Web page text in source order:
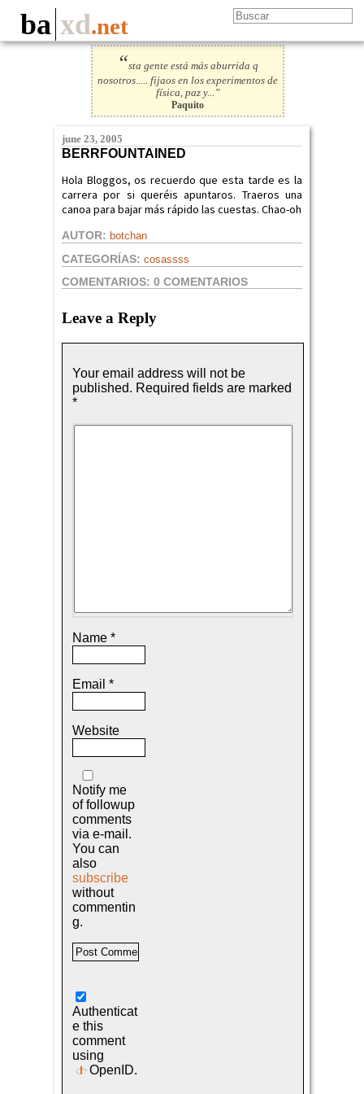
ba xd.net
“sta gente está más aburrida q
nosotros..... fijaos en los experimentos de
física, paz y...”
Paquito
june 23, 2005
BERRFOUNTAINED
Hola Bloggos, os recuerdo que esta tarde es la
carrera por si queréis apuntaros. Traeros una
canoa para bajar más rápido las cuestas. Chao-oh
AUTOR: botchan
CATEGORÍAS: cosassss
COMENTARIOS:0 COMENTARIOS
Leave a Reply
Your email address will not be
published. Required fields are marked
*
Name *
Email *
Website
Notify me
of followup
comments
via e-mail.
You can
also
subscribe
without
commentin
g.
Authenticat
e this
comment
using
OpenID.